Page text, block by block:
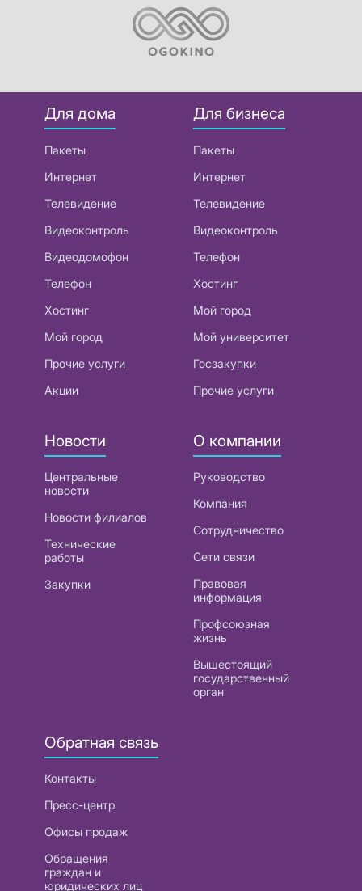
Для дома
Пакеты
Интернет
Телевидение
Видеоконтроль
Видеодомофон
Телефон
Хостинг
Мой город
Прочие услуги
Акции
Для бизнеса
Пакеты
Интернет
Телевидение
Видеоконтроль
Телефон
Хостинг
Мой город
Мой университет
Госзакупки
Прочие услуги
Новости
Центральные
новости
Новости филиалов
Технические
работы
Закупки
О компании
Руководство
Компания
Сотрудничество
Сети связи
Правовая
информация
Профсоюзная
жизнь
Вышестоящий
государственный
орган
Обратная связь
Контакты
Пресс-центр
Офисы продаж
Обращения
граждан и
юридических лиц